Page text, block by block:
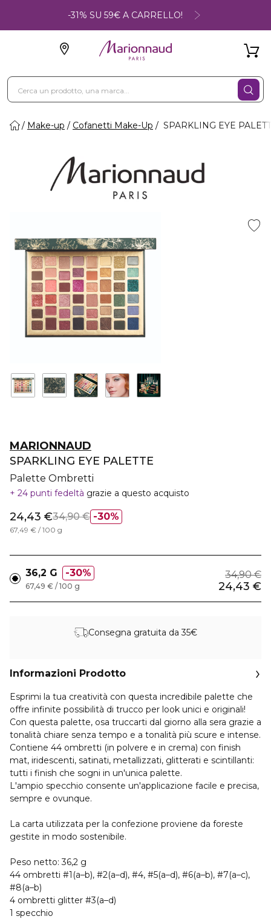
-31% SU 59€ A CARRELLO!
Make-up Cofanetti Make-Up SPARKLING EYE
MARIONNAUD
SPARKLING EYE PALETTE
Palette Ombretti
24 punti fedeltà grazie a questo acquisto
30%
24,43 €34,90 €
67,49 € / 100 g
36,2 G 30% 34,90 €
24,43 €
67,49 € / 100 g
Consegna gratuita da 35€
Informazioni Prodotto
Esprimi la tua creatività con questa incredibile palette che
offre infinite possibilità di trucco per look unici e originali!
Con questa palette, osa truccarti dal giorno alla sera grazie a
tonalità chiare senza tempo e a tonalità più scure e intense.
Contiene 44 ombretti (in polvere e in crema) con finish
mat, iridescenti, satinati, metallizzati, glitterati e scintillanti:
tutti i finish che sogni in un'unica palette.
L'ampio specchio consente un'applicazione facile e precisa,
sempre e ovunque.
La carta utilizzata per la confezione proviene da foreste
gestite in modo sostenibile.
Peso netto: 36,2 g
44 ombretti #1(a–b), #2(a–d), #4, #5(a–d), #6(a–b), #7(a–c),
#8(a–b)
4 ombretti glitter #3(a–d)
1 specchio